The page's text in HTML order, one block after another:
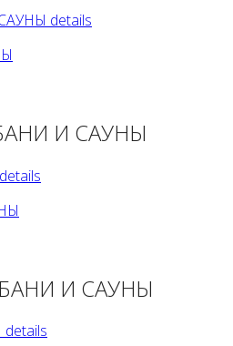
details
И САУНЫ
И САУНЫ